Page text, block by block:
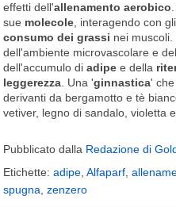
effetti dell'allenamento aerobico
sue molecole, interagendo con
consumo dei grassi nei muscoli.
dell'ambiente microvascolare e
dell'accumulo di adipe e della
leggerezza. Una 'ginnastica'
derivanti da bergamotto e tè
vetiver, legno di sandalo, violetta
Pubblicato dalla Redazione di
Etichette: adipe, Alfaparf,
spugna, zenzero